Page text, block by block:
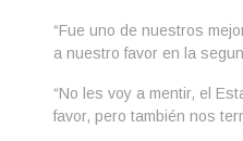
“Fue uno de nuestros
a nuestro favor en la
“No les voy a mentir, el
favor, pero también nos